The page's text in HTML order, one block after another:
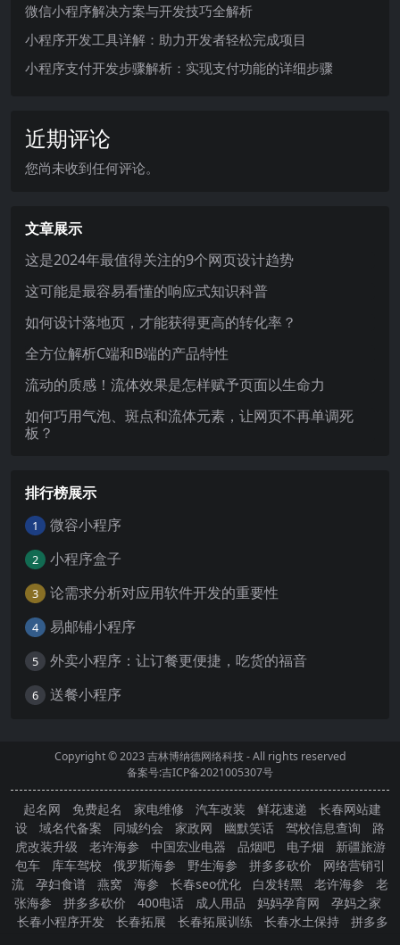
微信小程序解决方案与开发技巧全解析
小程序开发工具详解：助力开发者轻松完成项目
小程序支付开发步骤解析：实现支付功能的详细步骤
近期评论
您尚未收到任何评论。
文章展示
这是2024年最值得关注的9个网页设计趋势
这可能是最容易看懂的响应式知识科普
如何设计落地页，才能获得更高的转化率？
全方位解析C端和B端的产品特性
流动的质感！流体效果是怎样赋予页面以生命力
如何巧用气泡、斑点和流体元素，让网页不再单调死
板？
排行榜展示
1 微容小程序
2 小程序盒子
3 论需求分析对应用软件开发的重要性
4 易邮铺小程序
5 外卖小程序：让订餐更便捷，吃货的福音
6 送餐小程序
Copyright © 2023吉林博纳德网络科技- All rights reserved
备案号:吉ICP备2021005307号
起名网 免费起名 家电维修 汽车改装 鲜花速递
长春网站建
设
域名代备案 同城约会 家政网 幽默笑话 驾校信息查询
路
虎改装升级
老许海参 中国宏业电器 品烟吧 电子烟
新疆旅游
包车
库车驾校 俄罗斯海参 野生海参 拼多多砍价
网络营销引
流
孕妇食谱 燕窝 海参 长春seo优化 白发转黑 老许海参
老
张海参
拼多多砍价 400电话 成人用品 妈妈孕育网
孕妈之家
长春小程序开发
长春拓展 长春拓展训练 长春水土保持
拼多多